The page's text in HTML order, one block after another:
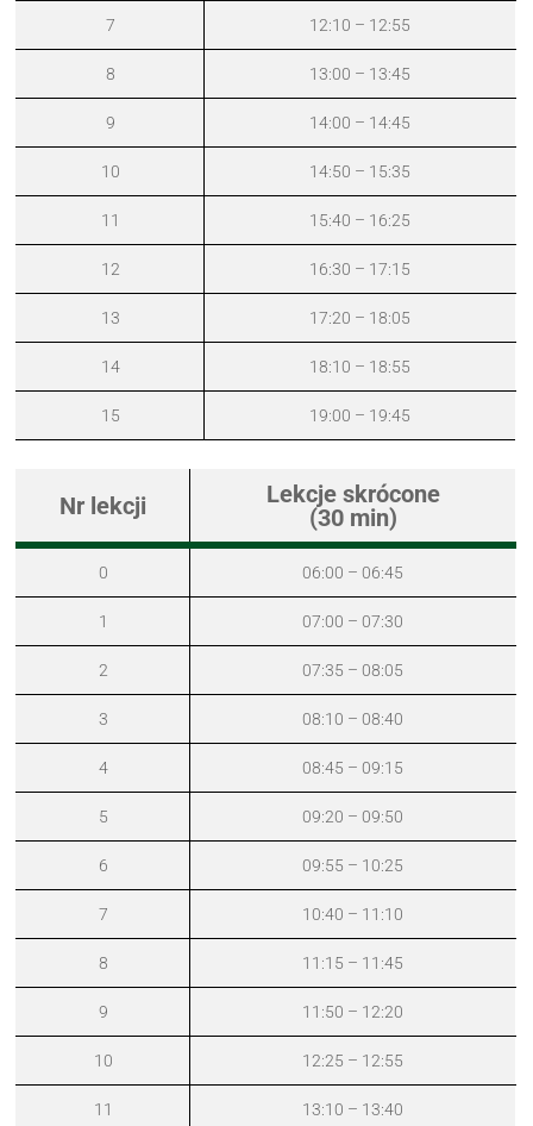
7 12:10 – 12:55
8 13:00 – 13:45
9 14:00 – 14:45
10 14:50 – 15:35
11 15:40 – 16:25
12 16:30 – 17:15
13 17:20 – 18:05
14 18:10 – 18:55
15 19:00 – 19:45
Nr lekcji
Lekcje skrócone
(30 min)
0 06:00 – 06:45
1 07:00 – 07:30
2 07:35 – 08:05
3 08:10 – 08:40
4 08:45 – 09:15
5 09:20 – 09:50
6 09:55 – 10:25
7 10:40 – 11:10
8 11:15 – 11:45
9 11:50 – 12:20
10 12:25 – 12:55
11 13:10 – 13:40